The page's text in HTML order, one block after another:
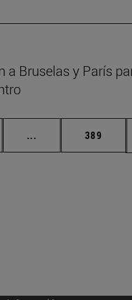
a Bruselas y París
... Páginas Página
389